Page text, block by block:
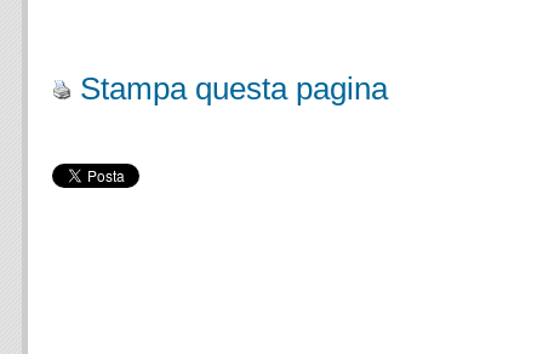
Stampa questa pagina